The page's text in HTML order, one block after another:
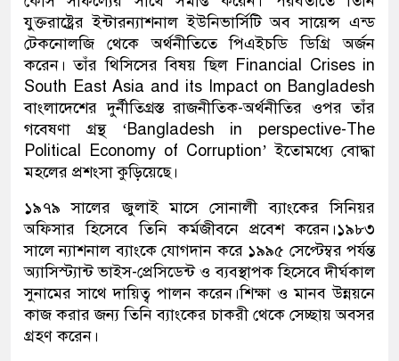
যুক্তরাষ্ট্রের ইন্টারন্যাশনাল ইউনিভার্সিটি অব সায়েন্স এন্ড
টেকনোলজি থেকে অর্থনীতিতে পিএইচডি ডিগ্রি অর্জন
করেন। তাঁর থিসিসের বিষয় ছিল Financial Crises in
South East Asia and its Impact on Bangladesh
বাংলাদেশের দুর্নীতিগ্রস্ত রাজনীতিক-অর্থনীতির ওপর তাঁর
গবেষণা গ্রন্থ ‘Bangladesh in perspective-The
Political Economy of Corruption’ ইতোমধ্যে বোদ্ধা
মহলের প্রশংসা কুড়িয়েছে।
১৯৭৯ সালের জুলাই মাসে সোনালী ব্যাংকের সিনিয়র
অফিসার হিসেবে তিনি কর্মজীবনে প্রবেশ করেন।১৯৮৩
সালে ন্যাশনাল ব্যাংকে যোগদান করে ১৯৯৫ সেপ্টেম্বর পর্যন্ত
অ্যাসিস্ট্যান্ট ভাইস-প্রেসিডেন্ট ও ব্যবস্থাপক হিসেবে দীর্ঘকাল
সুনামের সাথে দায়িত্ব পালন করেন।শিক্ষা ও মানব উন্নয়নে
কাজ করার জন্য তিনি ব্যাংকের চাকরী থেকে সেচ্ছায় অবসর
গ্রহণ করেন।